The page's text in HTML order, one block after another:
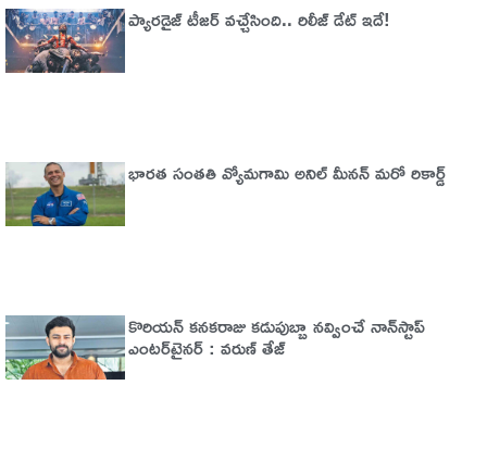
ప్యారడైజ్‌ టీజర్‌ వచ్చేసింది.. రిలీజ్‌ డేట్‌ ఇదే!
భారత సంతతి వ్యోమగామి అనిల్‌ మీనన్‌ మరో రికార్డ్‌
కొరియన్ కనకరాజు కడుపుబ్బా నవ్వించే నాన్‌స్టాప్
ఎంటర్‌టైనర్ : వరుణ్ తేజ్